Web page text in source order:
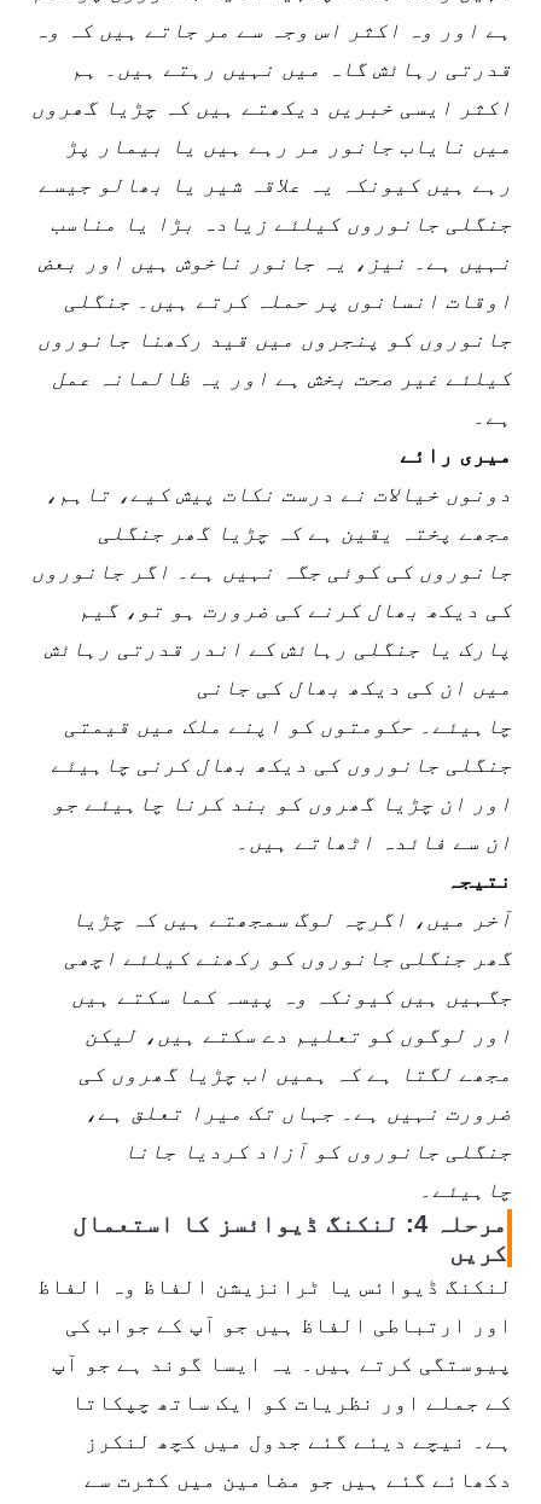
ہے اور وہ اکثر اس وجہ سے مر جاتے ہیں کہ وہ
قدرتی رہائش گاہ میں نہیں رہتے ہیں۔ ہم
اکثر ایسی خبریں دیکھتے ہیں کہ چڑیا گھروں
میں نایاب جانور مر رہے ہیں یا بیمار پڑ
رہے ہیں کیونکہ یہ علاقہ شیر یا بھالو جیسے
جنگلی جانوروں کیلئے زیادہ بڑا یا مناسب
نہیں ہے۔ نیز، یہ جانور ناخوش ہیں اور بعض
اوقات انسانوں پر حملہ کرتے ہیں۔ جنگلی
جانوروں کو پنجروں میں قید رکھنا جانوروں
کیلئے غیر صحت بخش ہے اور یہ ظالمانہ عمل
ہے۔
میری رائے
دونوں خیالات نے درست نکات پیش کیے، تاہم،
مجھے پختہ یقین ہے کہ چڑیا گھر جنگلی
جانوروں کی کوئی جگہ نہیں ہے۔ اگر جانوروں
کی دیکھ بھال کرنے کی ضرورت ہو تو، گيم
پارک یا جنگلی رہائش کے اندر قدرتی رہائش
میں ان کی دیکھ بھال کی جانی
چاہیئے۔ حکومتوں کو اپنے ملک میں قیمتی
جنگلی جانوروں کی دیکھ بھال کرنی چاہیئے
اور ان چڑیا گھروں کو بند کرنا چاہیئے جو
ان سے فائدہ اٹھاتے ہیں۔
نتیجہ
آخر میں، اگرچہ لوگ سمجھتے ہیں کہ چڑیا
گھر جنگلی جانوروں کو رکھنے کیلئے اچھی
جگہیں ہیں کیونکہ وہ پیسہ کما سکتے ہیں
اور لوگوں کو تعلیم دے سکتے ہیں، لیکن
مجھے لگتا ہے کہ ہمیں اب چڑیا گھروں کی
ضرورت نہیں ہے۔ جہاں تک میرا تعلق ہے،
جنگلی جانوروں کو آزاد کردیا جانا
چاہیئے۔
مرحلہ 4: لنکنگ ڈیوائسز کا استعمال
کریں
لنکنگ ڈیوائس یا ٹرانزیشن الفاظ وہ الفاظ
اور ارتباطی الفاظ ہیں جو آپ کے جواب کی
پیوستگی کرتے ہیں۔ یہ ایسا گوند ہے جو آپ
کے جملے اور نظریات کو ایک ساتھ چپکاتا
ہے۔ نیچے دیئے گئے جدول میں کچھ لنکرز
دکھائے گئے ہیں جو مضامین میں کثرت سے